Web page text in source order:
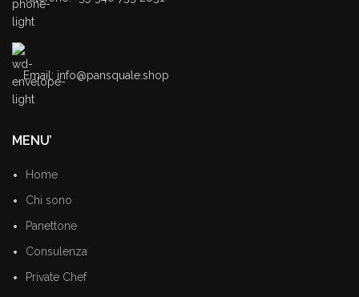
Email: info@pansquale.shop
MENU’
Home
Chi sono
Panettone
Consulenza
Private Chef